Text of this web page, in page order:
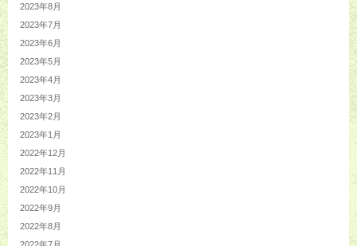
2023年8月
2023年7月
2023年6月
2023年5月
2023年4月
2023年3月
2023年2月
2023年1月
2022年12月
2022年11月
2022年10月
2022年9月
2022年8月